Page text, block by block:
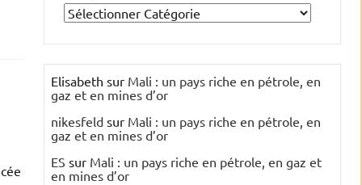
Elisabeth sur Mali : un pays riche en pétrole, en
gaz et en mines d’or
nikesfeld sur Mali : un pays riche en pétrole, en
gaz et en mines d’or
ES sur Mali : un pays riche en pétrole, en gaz et
en mines d’or